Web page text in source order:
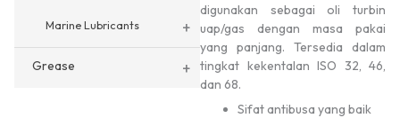
Marine Lubricants +
Grease +
digunakan sebagai oli turbin
uap/gas dengan masa pakai
yang panjang. Tersedia dalam
tingkat kekentalan ISO 32, 46,
dan 68.
Sifat antibusa yang baik